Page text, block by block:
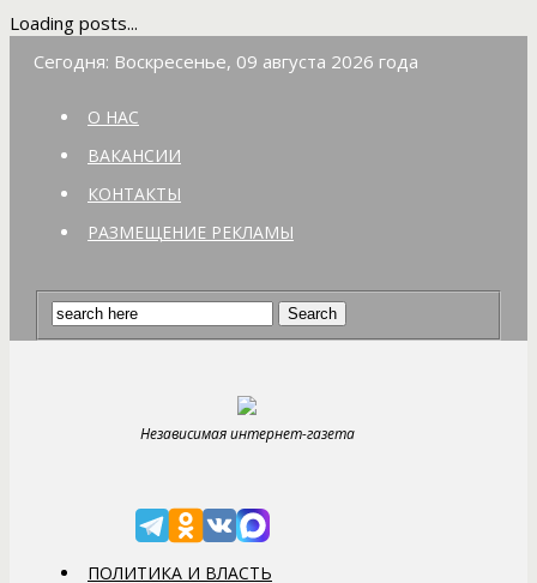
Loading posts...
Сегодня: Воскресенье, 09 августа 2026 года
О НАС
ВАКАНСИИ
КОНТАКТЫ
РАЗМЕЩЕНИЕ РЕКЛАМЫ
Независимая интернет-газета
ПОЛИТИКА И ВЛАСТЬ